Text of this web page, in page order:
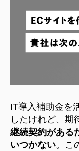
IT導入補助金を
したけれど、期
継続契約がある
いつかない。こ